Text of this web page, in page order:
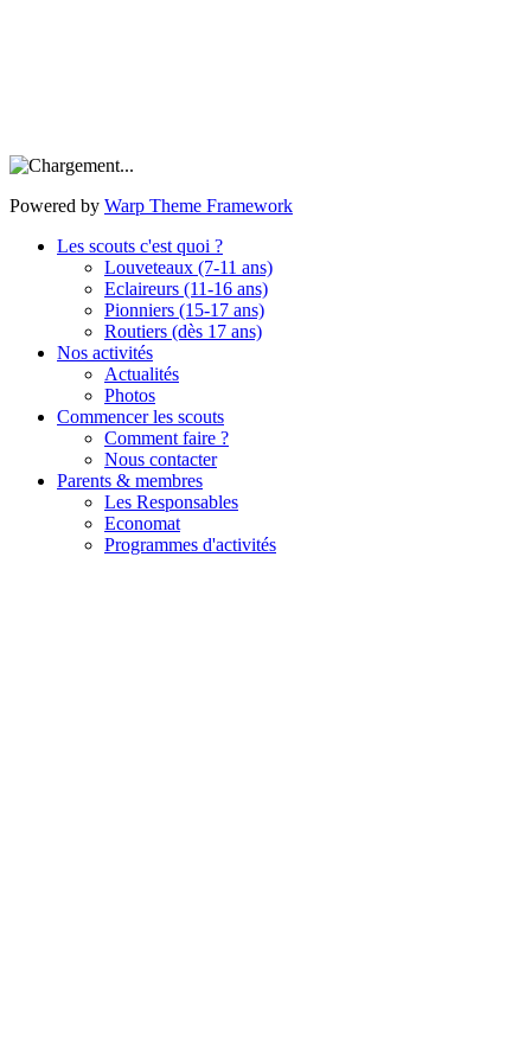
Powered by Warp Theme Framework
Les scouts c'est quoi ?
Louveteaux (7-11 ans)
Eclaireurs (11-16 ans)
Pionniers (15-17 ans)
Routiers (dès 17 ans)
Nos activités
Actualités
Photos
Commencer les scouts
Comment faire ?
Nous contacter
Parents & membres
Les Responsables
Economat
Programmes d'activités